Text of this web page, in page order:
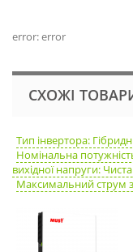
error: error
СХОЖІ
Тип інвертора:
Номінальна
вихідної напруги:
Максимальний струм